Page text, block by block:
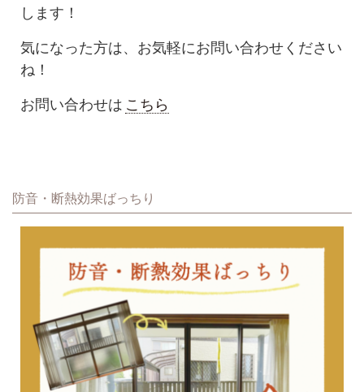
します！
気になった方は、お気軽にお問い合わせください
ね！
お問い合わせは こちら
防音・断熱効果ばっちり